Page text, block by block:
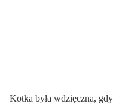
Kotka była wdzięczna,